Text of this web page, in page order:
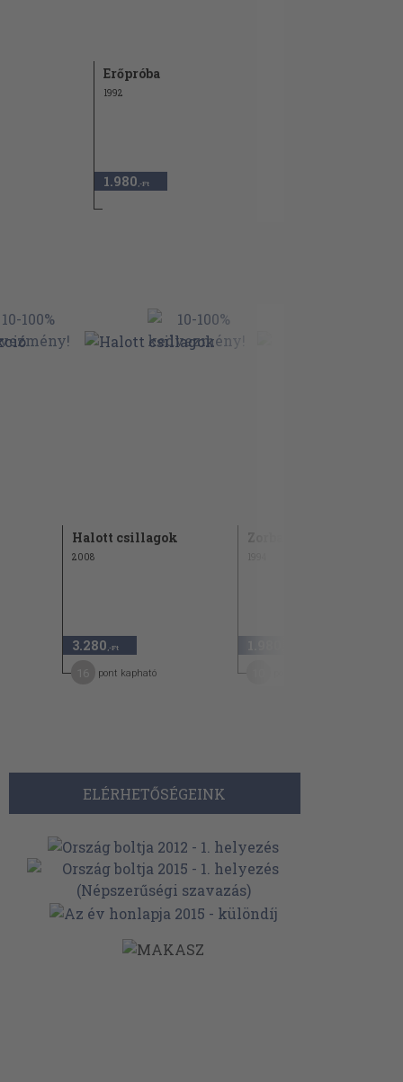
Erőpróba
1992
1.980 ,-Ft
Halott csillagok
2008
3.280 ,-Ft
pont kapható
Zorba, a Hutt visszavág
ELÉRHETŐSÉGEINK